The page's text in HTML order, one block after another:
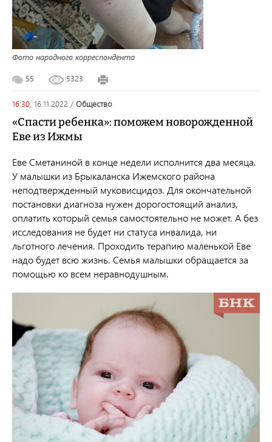
Фото народного корреспондента
55 5323
16:30, 16.11.2022 / общество
«Спасти ребенка»: поможем новорожденной
Еве из Ижмы
Еве Сметаниной в конце недели исполнится два месяца.
У малышки из Брыкаланска Ижемского района
неподтвержденный муковисцидоз. Для окончательной
постановки диагноза нужен дорогостоящий анализ,
оплатить который семья самостоятельно не может. А без
исследования не будет ни статуса инвалида, ни
льготного лечения. Проходить терапию маленькой Еве
надо будет всю жизнь. Семья малышки обращается за
помощью ко всем неравнодушным.